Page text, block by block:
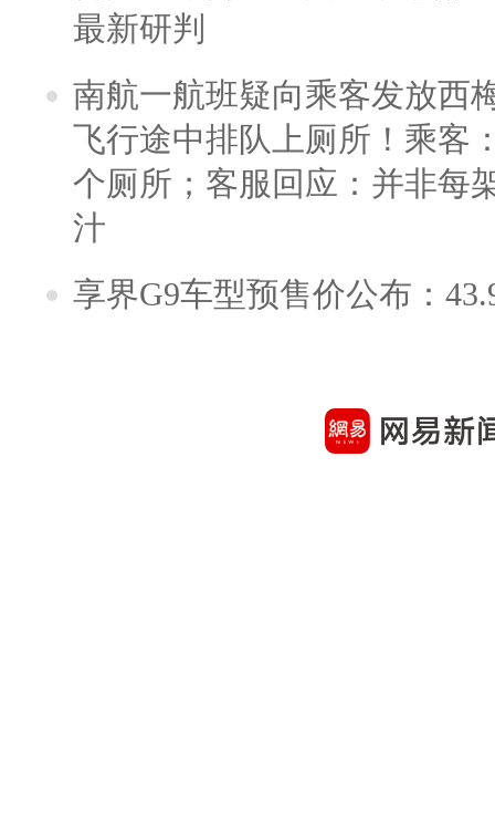
最新研判
南航一航班疑向乘客发放西
飞行途中排队上厕所！乘客
个厕所；客服回应：并非每
汁
享界G9车型预售价公布：